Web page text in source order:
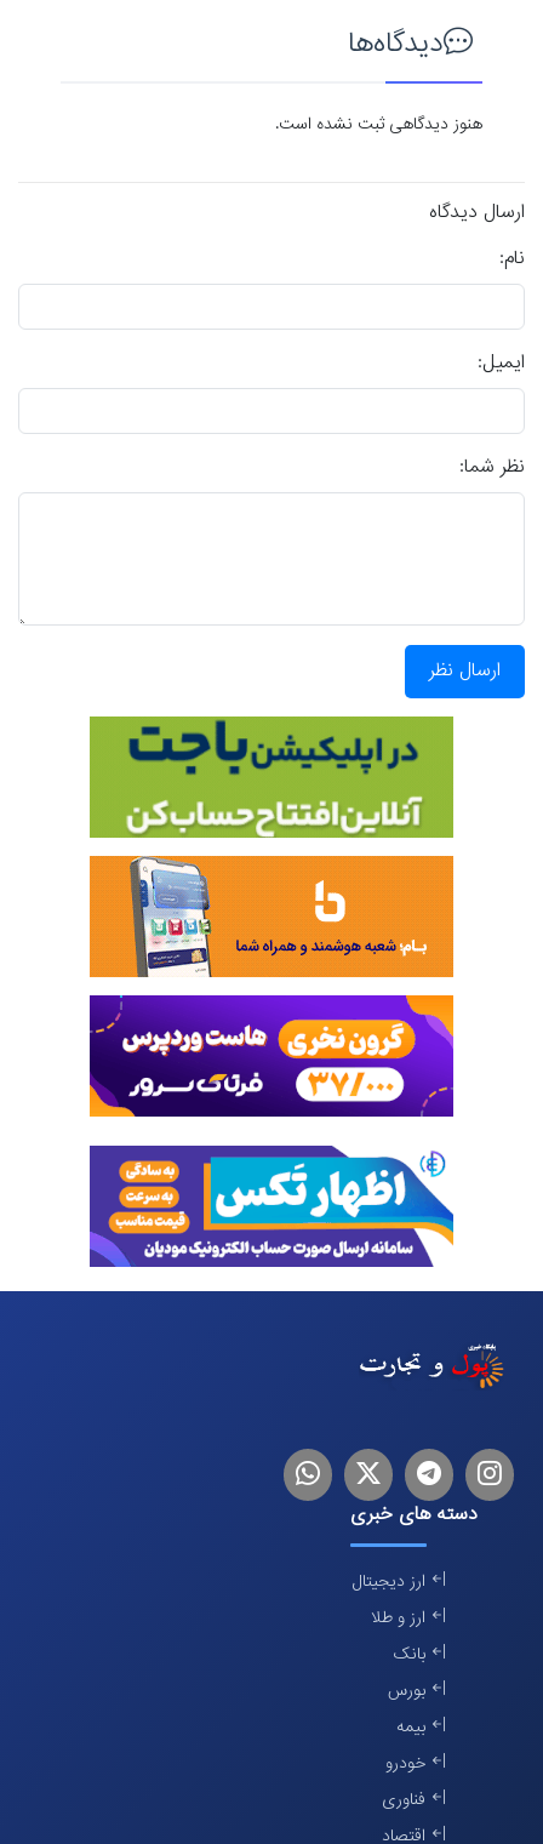
دیدگاه‌ها
هنوز دیدگاهی ثبت نشده است.
ارسال دیدگاه
نام:
ایمیل:
نظر شما:
ارسال نظر
اینستاگرام
تلگرام توییترلینکدین
دسته های خبری
ارز دیجیتال
ارز و طلا
بانک
بورس
بیمه
خودرو
فناوری
اقتصاد